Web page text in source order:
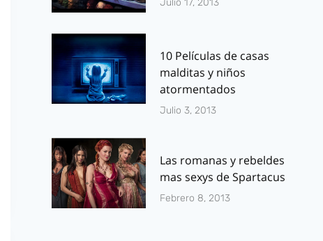
10 Películas de casas
malditas y niños
atormentados
Julio 3, 2013
Las romanas y rebeldes
mas sexys de Spartacus
Febrero 8, 2013